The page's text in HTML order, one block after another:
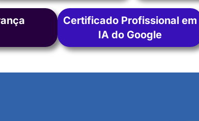
Certificado Profissional em
IA do Google